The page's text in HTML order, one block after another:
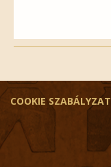
COOKIE SZABÁLYZAT